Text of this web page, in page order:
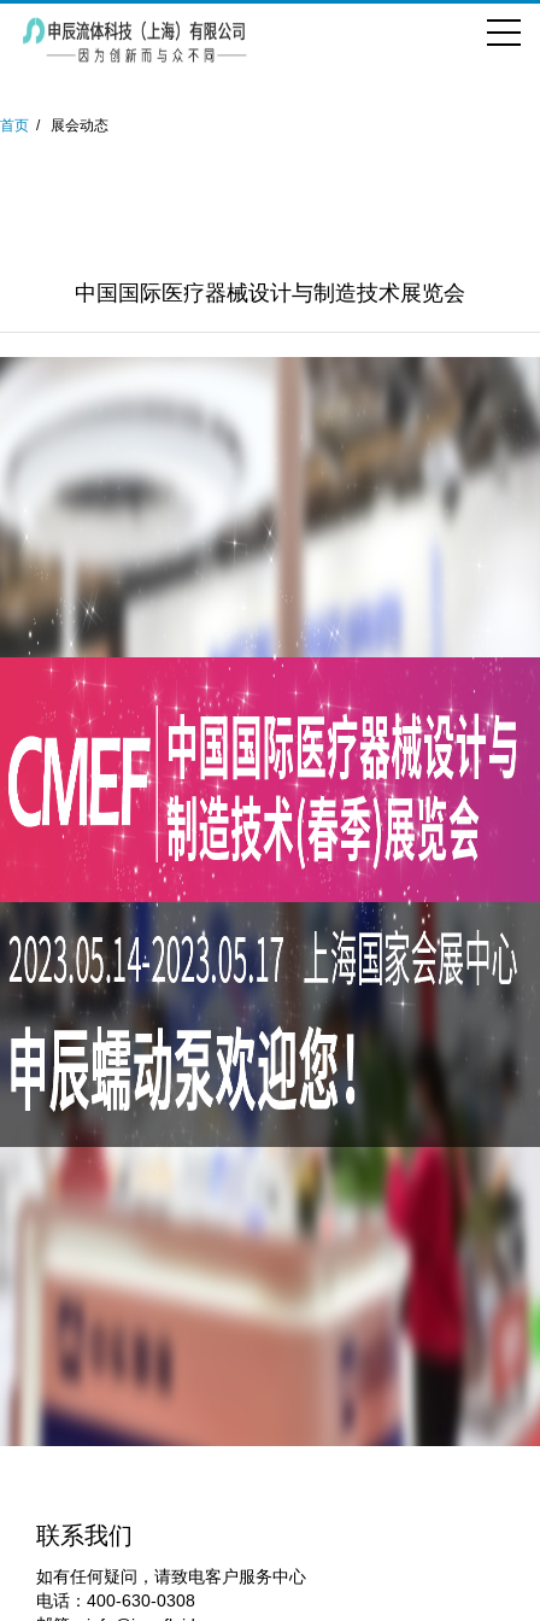
首页 展会动态
中国国际医疗器械设计与制造技术展览会
联系我们
如有任何疑问，请致电客户服务中心
电话：400-630-0308